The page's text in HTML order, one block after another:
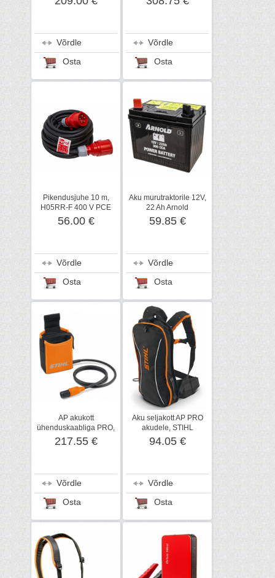
Võrdle
Osta
Võrdle
Osta
Pikendusjuhe 10 m,
H05RR-F 400 V PCE
56.00 €
Võrdle
Osta
Aku murutraktorile 12V,
22 Ah Arnold
59.85 €
Võrdle
Osta
AP akukott
ühenduskaabliga PRO,
STIHL
217.55 €
Võrdle
Osta
Aku seljakott AP PRO
akudele, STIHL
94.05 €
Võrdle
Osta